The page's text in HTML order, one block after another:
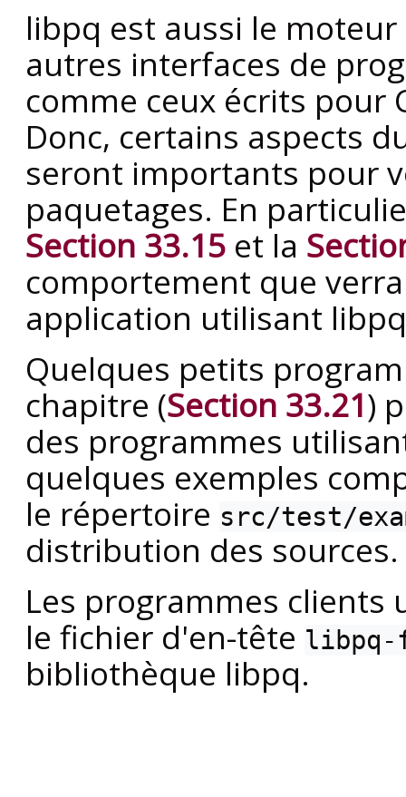
libpq est aussi le
autres interfaces de
comme ceux écrits pour
Donc, certains aspects
seront importants pour
paquetages. En
Section 33.15 et la
comportement que
application utilisant libpq
Quelques petits
chapitre (Section 33.21)
des programmes
quelques exemples
le répertoire src/test/
distribution des sources.
Les programmes
le fichier d'en-tête libpq-
bibliothèque libpq.